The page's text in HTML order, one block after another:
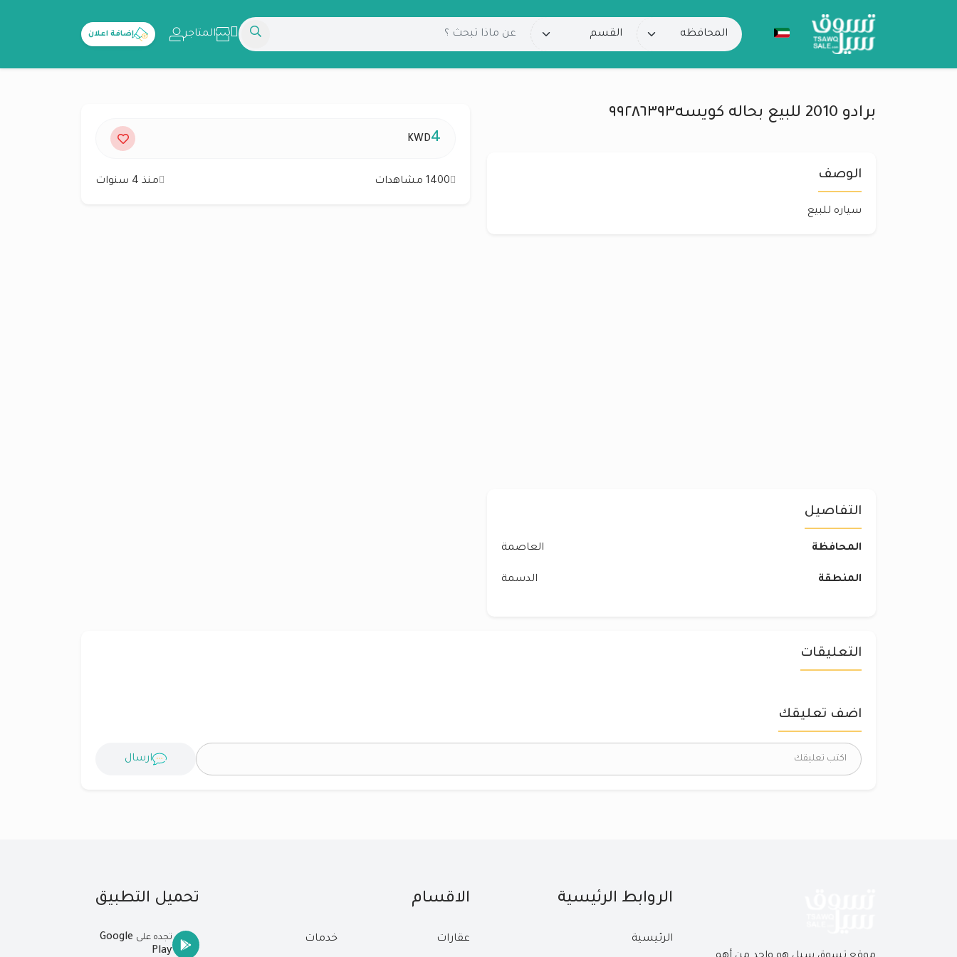
المتاجر إضافة اعلان
برادو 2010 للبيع بحاله كويسه٩٩٢٨٦٣٩٣
الوصف
سياره للبيع
4
KWD
1400 مشاهدات منذ 4 سنوات
التفاصيل
المحافظة العاصمة
المنطقة الدسمة
التعليقات
اضف تعليقك
ارسال
الروابط الرئيسية
الرئيسية
الاقسام
عقارات خدمات
تحميل التطبيق
تجده على Google
Play